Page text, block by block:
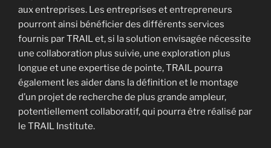
aux entreprises. Les entreprises et entrepreneurs
pourront ainsi bénéficier des différents services
fournis par TRAIL et, si la solution envisagée nécessite
une collaboration plus suivie, une exploration plus
longue et une expertise de pointe, TRAIL pourra
également les aider dans la définition et le montage
d’un projet de recherche de plus grande ampleur,
potentiellement collaboratif, qui pourra être réalisé par
le TRAIL Institute.